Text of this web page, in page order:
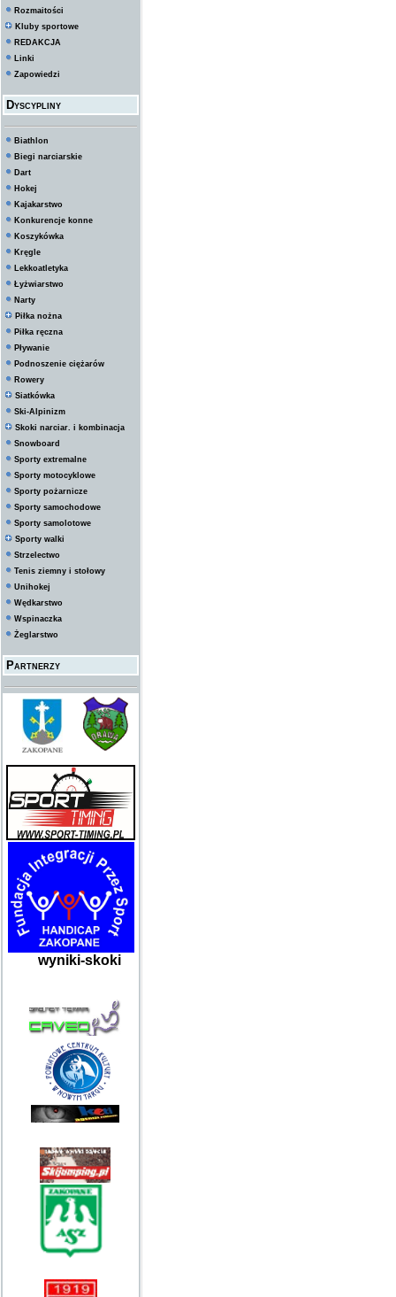
Rozmaitości
Kluby sportowe
REDAKCJA
Linki
Zapowiedzi
Dyscypliny
Biathlon
Biegi narciarskie
Dart
Hokej
Kajakarstwo
Konkurencje konne
Koszykówka
Kręgle
Lekkoatletyka
Łyżwiarstwo
Narty
Piłka nożna
Piłka ręczna
Pływanie
Podnoszenie ciężarów
Rowery
Siatkówka
Ski-Alpinizm
Skoki narciar. i kombinacja
Snowboard
Sporty extremalne
Sporty motocyklowe
Sporty pożarnicze
Sporty samochodowe
Sporty samolotowe
Sporty walki
Strzelectwo
Tenis ziemny i stołowy
Unihokej
Wędkarstwo
Wspinaczka
Żeglarstwo
Partnerzy
wyniki-skoki